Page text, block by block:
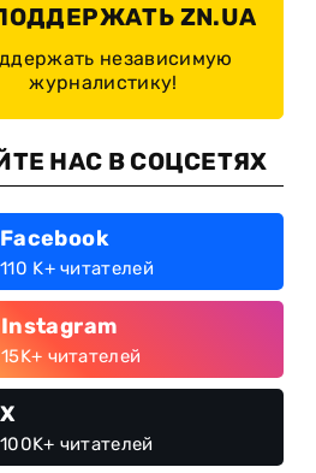
ZN.UA
независимую
журналистику!
НАС В СОЦСЕТЯХ
Facebook
110 K+ читателей
Instagram
15K+ читателей
X
100K+ читателей